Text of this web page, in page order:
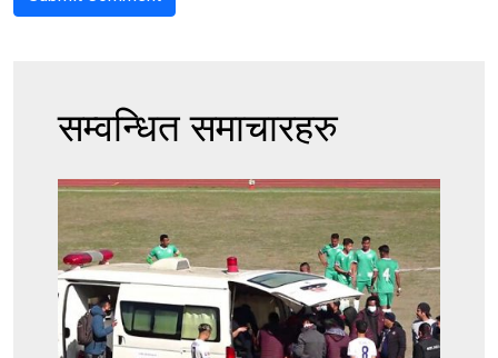
सम्वन्धित समाचारहरु